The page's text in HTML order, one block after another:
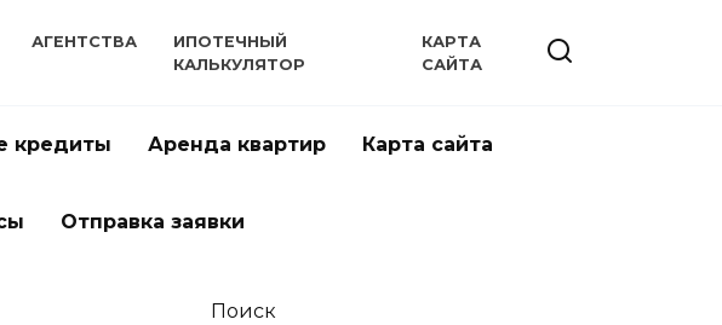
АГЕНТСТВА
ИПОТЕЧНЫЙ
КАЛЬКУЛЯТОР
КАРТА
САЙТА
кредиты Аренда квартир Карта сайта
Отправка заявки
Поиск